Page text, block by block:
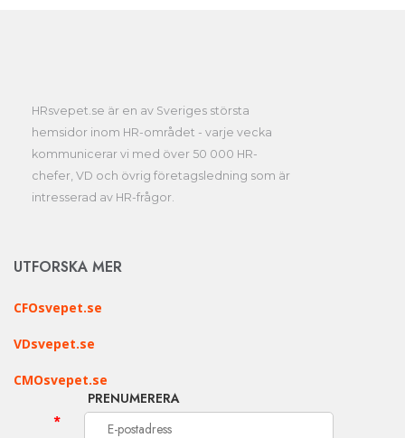
HRsvepet.se är en av Sveriges största
hemsidor inom HR-området - varje vecka
kommunicerar vi med över 50 000 HR-
chefer, VD och övrig företagsledning som är
intresserad av HR-frågor.
UTFORSKA MER
CFOsvepet.se
VDsvepet.se
CMOsvepet.se
PRENUMERERA
*